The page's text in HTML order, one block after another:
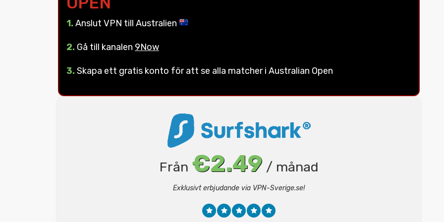
1.Anslut VPN till Australien
2. Gå till kanalen 9Now
3.Skapa ett gratis konto för att se alla matcher i Australian Open
Från €2.49 / månad
Exklusivt erbjudande via VPN-Sverige.se!